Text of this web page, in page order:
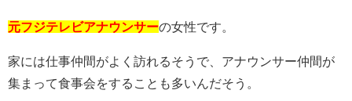
元フジテレビアナウンサーの女性です。
家には仕事仲間がよく訪れるそうで、アナウンサー仲間が
集まって食事会をすることも多いんだそう。